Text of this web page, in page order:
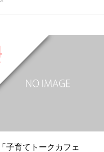
子育てトークカフェ